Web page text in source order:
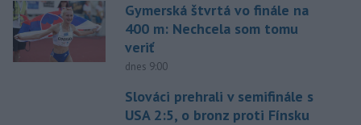
Gymerská štvrtá vo finále na
400 m: Nechcela som tomu
veriť
dnes 9:00
Slováci prehrali v semifinále s
USA 2:5, o bronz proti Fínsku